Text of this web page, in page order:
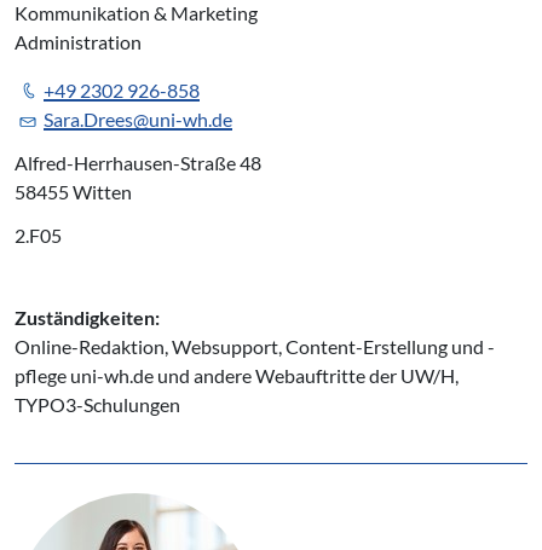
Kommunikation & Marketing
Administration
+49 2302 926-858
Sara.Drees@uni-wh.de
Alfred-Herrhausen-Straße 48
58455 Witten
2.F05
Zuständigkeiten:
Online-Redaktion, Websupport, Content-Erstellung und -
pflege uni-wh.de und andere Webauftritte der UW/H,
TYPO3-Schulungen